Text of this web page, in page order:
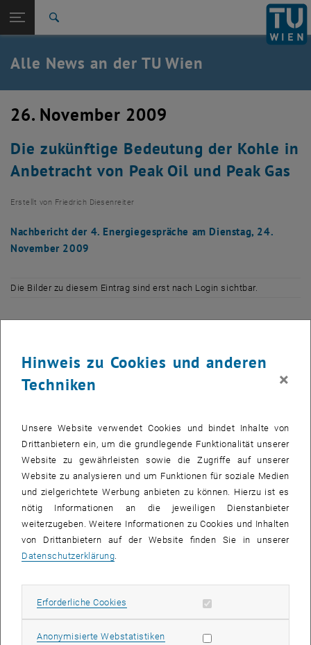
TU Login
Quicklinks
Quicklinks-Menü umschalten
Studium
Karriere
Zurück: Subseiten von TU Wien Startseite auflisten
Zurück zur letzten Ebene:
TU Wien Startseite
Übersicht
Alle News an der TU Wien
26. November 2009
Die zukünftige Bedeutung der Kohle in
Anbetracht von Peak Oil und Peak Gas
Erstellt von Friedrich Diesenreiter
Nachbericht der 4. Energiegespräche am Dienstag, 24.
November 2009
Die Bilder zu diesem Eintrag sind erst nach Login sichtbar.
Öl und Gas sorgen für eine Renaissance der Kohle. Auch in
Atomenergie in Zukunft der Stellenwert der Kohle wieder steigen.
Vor diesem Hintergrund wird in dieser Veranstaltung die Bedeutung
der Kohle für das globale Energiesystem beleuchtet. Dazu werden
von namhaften Experten Entwicklungen auf den internationalen
Kohlemärkten analysiert, technologische Möglichkeiten zur
Effizienzsteigerung von Kohlekraftwerken aufgezeigt und
Technologien zur Speicherung von CO2 (CCS - Carbon Capture and
Storage) und die Möglichkeiten und Grenzen dieser Technologie im
Verhältnis zu anderen Klimaschutzoptionen diskutiert.
Wien): <link http: www.eeg.tuwien.ac.at events egs pdf
egs091124_haas.pdf _blank pdf-link>Kohlenutzung im
historischen Kontext
Hinweis zu Cookies und anderen
Techniken
×
Unsere Website verwendet Cookies und bindet Inhalte von
Drittanbietern ein, um die grundlegende Funktionalität unserer
Website zu gewährleisten sowie die Zugriffe auf unserer
Website zu analysieren und um Funktionen für soziale Medien
und zielgerichtete Werbung anbieten zu können. Hierzu ist es
nötig Informationen an die jeweiligen Dienstanbieter
weiterzugeben. Weitere Informationen zu Cookies und Inhalten
von Drittanbietern auf der Website finden Sie in unserer
Datenschutzerklärung.
Erforderliche Cookies Erforderliche Cookies zulassen
Anonymisierte WebstatistikenStatistik Cookies zulassen